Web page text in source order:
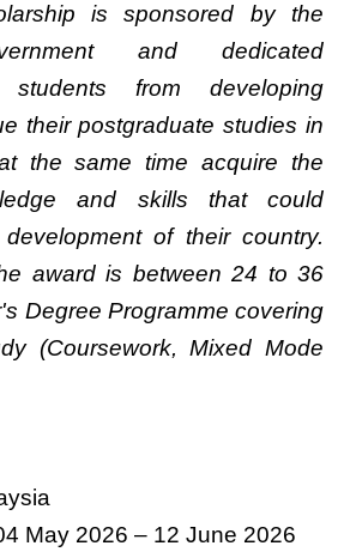
is sponsored by the
and dedicated
from developing
their postgraduate studies in
the same time acquire the
and skills that could
of their country.
award is between 24 to 36
Degree Programme covering
(Coursework, Mixed Mode
May 2026 – 12 June 2026